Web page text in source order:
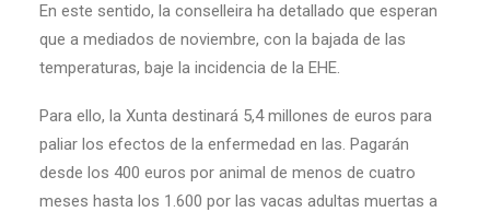
En este sentido, la conselleira ha detallado que esperan
que a mediados de noviembre, con la bajada de las
temperaturas, baje la incidencia de la EHE.
Para ello, la Xunta destinará 5,4 millones de euros para
paliar los efectos de la enfermedad en las. Pagarán
desde los 400 euros por animal de menos de cuatro
meses hasta los 1.600 por las vacas adultas muertas a